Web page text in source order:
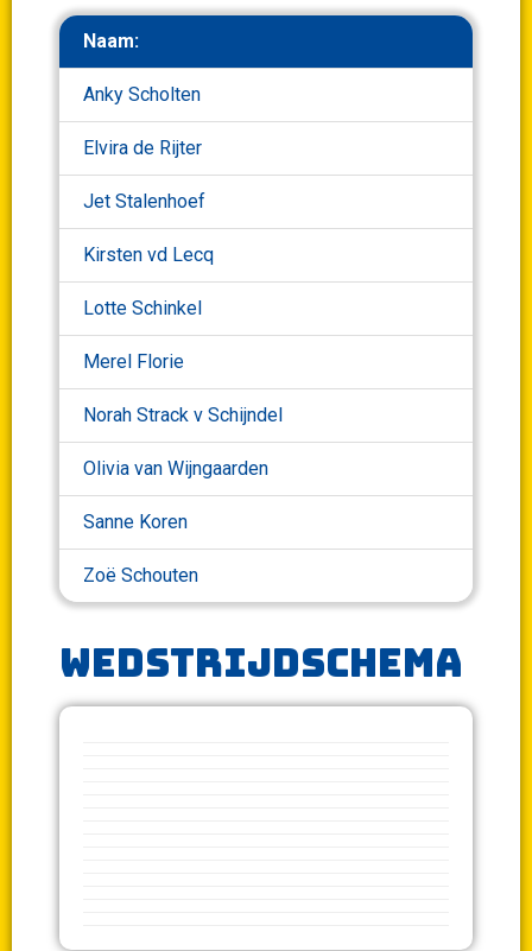
Naam:
Anky Scholten
Elvira de Rijter
Jet Stalenhoef
Kirsten vd Lecq
Lotte Schinkel
Merel Florie
Norah Strack v Schijndel
Olivia van Wijngaarden
Sanne Koren
Zoë Schouten
Wedstrijdschema